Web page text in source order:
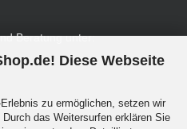
Diese Webseite
zu ermöglichen, setzen wir
das Weitersurfen erklären Sie
Beratung unter:
zurück-Garantie.